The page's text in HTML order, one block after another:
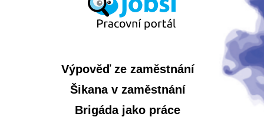
Výpověď ze zaměstnání
Šikana v zaměstnání
Brigáda jako práce